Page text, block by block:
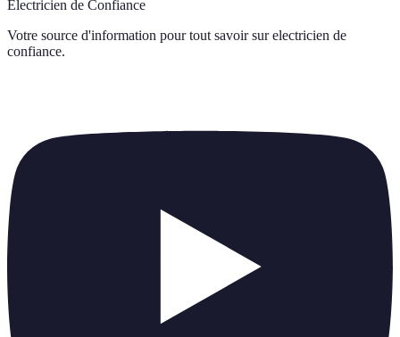
Électricien de Confiance
Votre source d'information pour tout savoir sur electricien de
confiance.